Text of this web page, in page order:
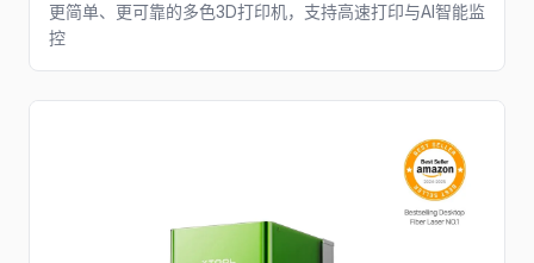
更简单、更可靠的多色3D打印机，支持高速打印与AI智能监
控